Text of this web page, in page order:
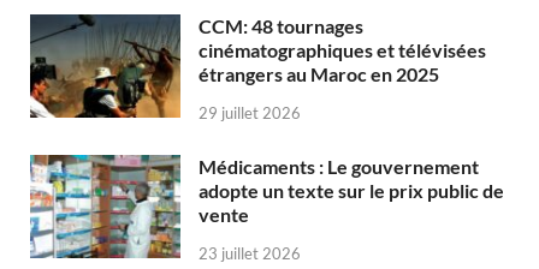
CCM: 48 tournages
cinématographiques et télévisées
étrangers au Maroc en 2025
29 juillet 2026
Médicaments : Le gouvernement
adopte un texte sur le prix public de
vente
23 juillet 2026